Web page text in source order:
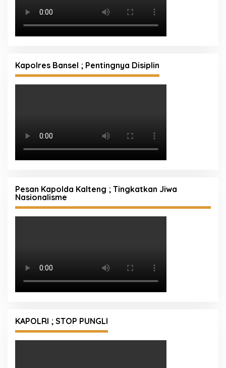
Kapolres Bansel ; Pentingnya Disiplin
Pesan Kapolda Kalteng ; Tingkatkan Jiwa
Nasionalisme
KAPOLRI ; STOP PUNGLI